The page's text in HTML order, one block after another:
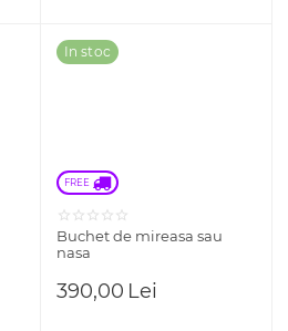
In stoc
FREE
Buchet de mireasa sau
nasa
390,00 Lei